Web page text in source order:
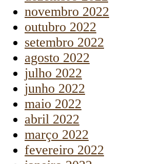
novembro 2022
outubro 2022
setembro 2022
agosto 2022
julho 2022
junho 2022
maio 2022
abril 2022
março 2022
fevereiro 2022